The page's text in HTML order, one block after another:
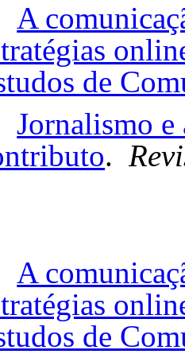
A
de
Jornalismo
.
A
de